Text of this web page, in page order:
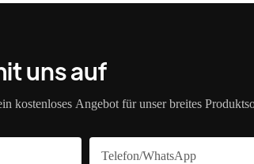
uns auf
Angebot für unser breites
Telefon/WhatsApp